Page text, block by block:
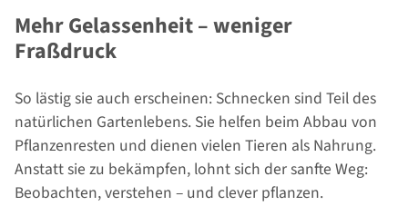
Mehr Gelassenheit – weniger
Fraßdruck
So lästig sie auch erscheinen: Schnecken sind Teil des
natürlichen Gartenlebens. Sie helfen beim Abbau von
Pflanzenresten und dienen vielen Tieren als Nahrung.
Anstatt sie zu bekämpfen, lohnt sich der sanfte Weg:
Beobachten, verstehen – und clever pflanzen.